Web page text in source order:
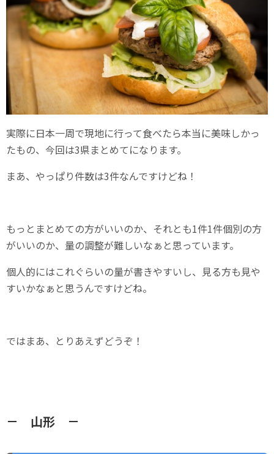
実際に日本一周で現地に行って食べたら本当に美味しかっ
たもの、今回は3県まとめてになります。
まあ、やっぱり件数は3件なんですけどね！
もっとまとめての方がいいのか、それとも1件1件個別の方
がいいのか、量の調整が難しいなぁと思っています。
個人的にはこれぐらいの量が書きやすいし、見る方も見や
すいかなぁと思うんですけどね。
ではまあ、とりあえずどうぞ！
－ 山形 －